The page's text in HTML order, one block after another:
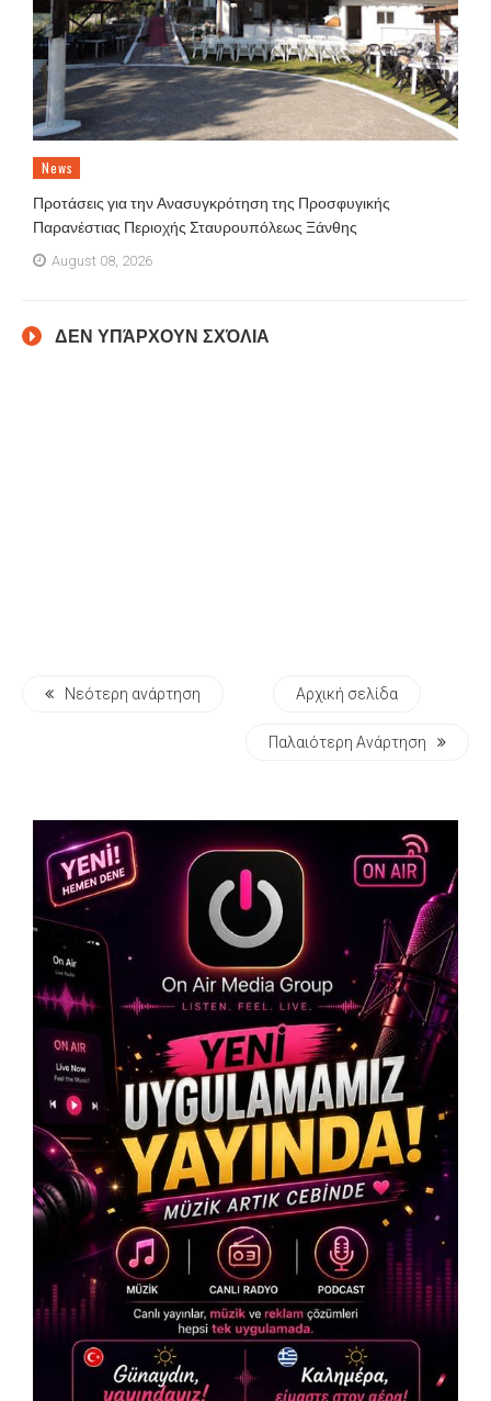
News
Προτάσεις για την Ανασυγκρότηση της Προσφυγικής
Παρανέστιας Περιοχής Σταυρουπόλεως Ξάνθης
August 08, 2026
ΔΕΝ ΥΠΆΡΧΟΥΝ ΣΧΌΛΙΑ
Νεότερη ανάρτηση Αρχική σελίδα
Παλαιότερη Ανάρτηση